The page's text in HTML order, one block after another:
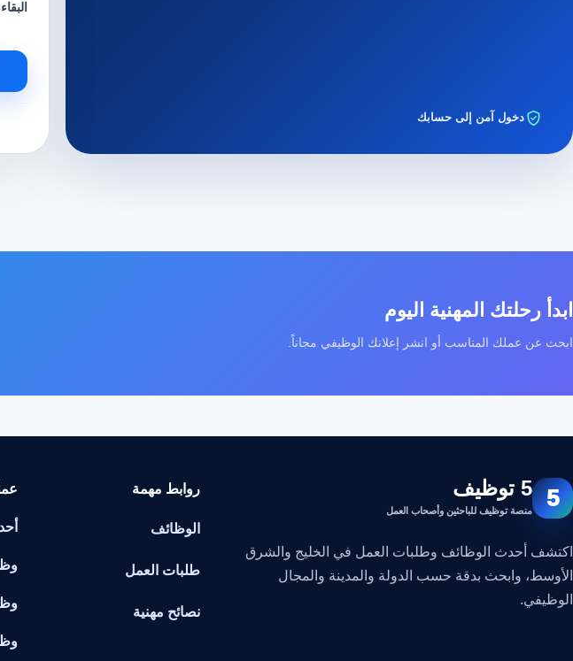
دخول آمن إلى حسابك
ابدأ رحلتك المهنية اليوم
ابحث عن عملك المناسب أو انشر إعلانك الوظيفي مجاناً.
5 5 توظيف
منصة توظيف للباحثين وأصحاب العمل
اكتشف أحدث الوظائف وطلبات العمل في الخليج والشرق
الأوسط، وابحث بدقة حسب الدولة والمدينة والمجال
الوظيفي.
روابط مهمة
الوظائف
طلبات العمل
نصائح مهنية